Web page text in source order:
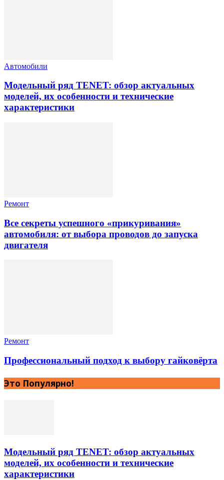
Автомобили
Модельный ряд TENET: обзор актуальных
моделей, их особенности и технические
характеристики
Ремонт
Все секреты успешного «прикуривания»
автомобиля: от выбора проводов до запуска
двигателя
Ремонт
Профессиональный подход к выбору гайковёрта
Это Популярно!
Модельный ряд TENET: обзор актуальных
моделей, их особенности и технические
характеристики